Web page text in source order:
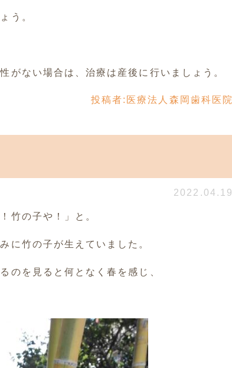
う。
がない場合は、治療は産後に行いましょう。
投稿者: 医療法人森岡歯科医院
2022.04.19
竹の子や！」と。
に竹の子が生えていました。
のを見ると何となく春を感じ、